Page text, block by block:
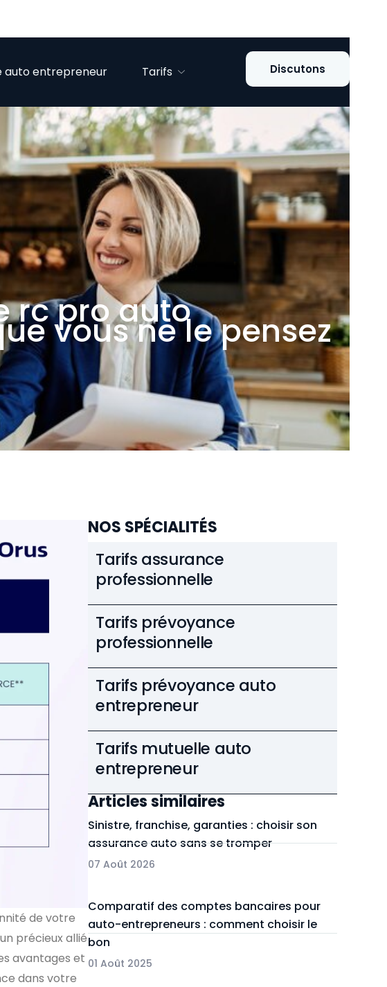
auto entrepreneur Tarifs Discutons
rc pro auto
vous ne le pensez
NOS SPÉCIALITÉS
Tarifs assurance
professionnelle
Tarifs prévoyance
professionnelle
Tarifs prévoyance auto
entrepreneur
Tarifs mutuelle auto
entrepreneur
Articles similaires
Sinistre, franchise, garanties : choisir son
assurance auto sans se tromper
07 Août 2026
Comparatif des comptes bancaires pour
auto-entrepreneurs : comment choisir le
bon
01 Août 2025
de votre
précieux allié
avantages et
dans votre